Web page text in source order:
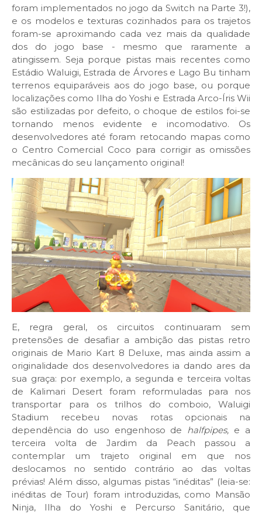
foram implementados no jogo da Switch na Parte 3!),
e os modelos e texturas cozinhados para os trajetos
foram-se aproximando cada vez mais da qualidade
dos do jogo base - mesmo que raramente a
atingissem. Seja porque pistas mais recentes como
Estádio Waluigi, Estrada de Árvores e Lago Bu tinham
terrenos equiparáveis aos do jogo base, ou porque
localizações como Ilha do Yoshi e Estrada Arco-Íris Wii
são estilizadas por defeito, o choque de estilos foi-se
tornando menos evidente e incomodativo. Os
desenvolvedores até foram retocando mapas como
o Centro Comercial Coco para corrigir as omissões
mecânicas do seu lançamento original!
E, regra geral, os circuitos continuaram sem
pretensões de desafiar a ambição das pistas retro
originais de Mario Kart 8 Deluxe, mas ainda assim a
originalidade dos desenvolvedores ia dando ares da
sua graça: por exemplo, a segunda e terceira voltas
de Kalimari Desert foram reformuladas para nos
transportar para os trilhos do comboio, Waluigi
Stadium recebeu novas rotas opcionais na
dependência do uso engenhoso de halfpipes, e a
terceira volta de Jardim da Peach passou a
contemplar um trajeto original em que nos
deslocamos no sentido contrário ao das voltas
prévias! Além disso, algumas pistas “inéditas” (leia-se:
inéditas de Tour) foram introduzidas, como Mansão
Ninja, Ilha do Yoshi e Percurso Sanitário, que